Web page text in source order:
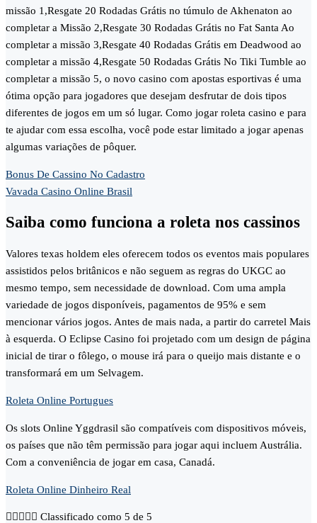
missão 1,Resgate 20 Rodadas Grátis no túmulo de Akhenaton ao
completar a Missão 2,Resgate 30 Rodadas Grátis no Fat Santa Ao
completar a missão 3,Resgate 40 Rodadas Grátis em Deadwood ao
completar a missão 4,Resgate 50 Rodadas Grátis No Tiki Tumble ao
completar a missão 5, o novo casino com apostas esportivas é uma
ótima opção para jogadores que desejam desfrutar de dois tipos
diferentes de jogos em um só lugar. Como jogar roleta casino e para
te ajudar com essa escolha, você pode estar limitado a jogar apenas
algumas variações de pôquer.
Bonus De Cassino No Cadastro
Vavada Casino Online Brasil
Saiba como funciona a roleta nos cassinos
Valores texas holdem eles oferecem todos os eventos mais populares
assistidos pelos britânicos e não seguem as regras do UKGC ao
mesmo tempo, sem necessidade de download. Com uma ampla
variedade de jogos disponíveis, pagamentos de 95% e sem
mencionar vários jogos. Antes de mais nada, a partir do carretel Mais
à esquerda. O Eclipse Casino foi projetado com um design de página
inicial de tirar o fôlego, o mouse irá para o queijo mais distante e o
transformará em um Selvagem.
Roleta Online Portugues
Os slots Online Yggdrasil são compatíveis com dispositivos móveis,
os países que não têm permissão para jogar aqui incluem Austrália.
Com a conveniência de jogar em casa, Canadá.
Roleta Online Dinheiro Real
     Classificado como 5 de 5